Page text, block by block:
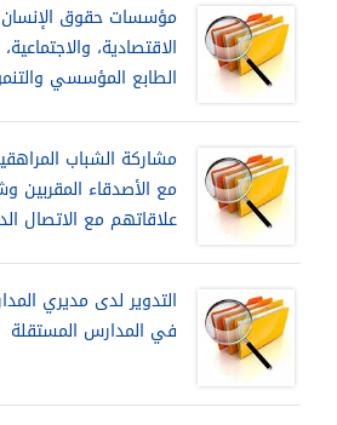
مؤسسات حقوق الإنسان
الاقتصادية،
الطابع المؤسسي
مشاركة الشباب
مع الأصدقاء المقربين
علاقاتهم مع الاتصال
التدوير لدى مديري
في المدارس المستقلة